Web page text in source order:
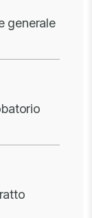
generale